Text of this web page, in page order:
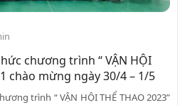
chương trình “ VẬN HỘI
chào mừng ngày 30/4 – 1/5
trình “ VẬN HỘI THỂ THAO 2023”